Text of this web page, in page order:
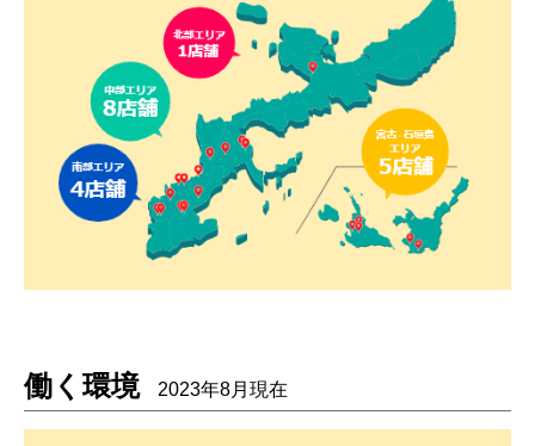
働く環境 2023年8月現在